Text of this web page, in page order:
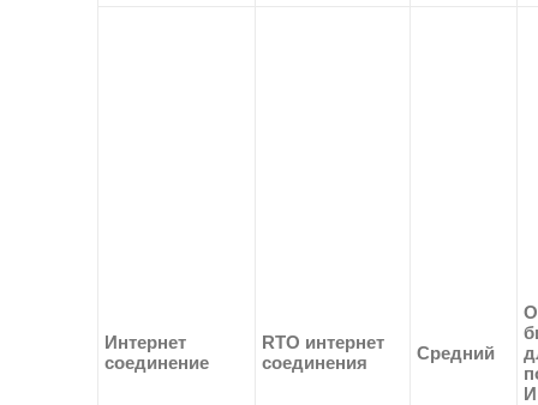
Интернет
соединение
RTO интернет
соединения
Средний